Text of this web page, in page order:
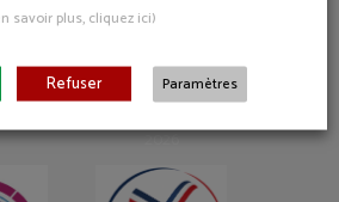
2026
Baignade
Citoyenne
2 JUILLET
2026
savoir plus, cliquez ici)
Refuser Paramètres